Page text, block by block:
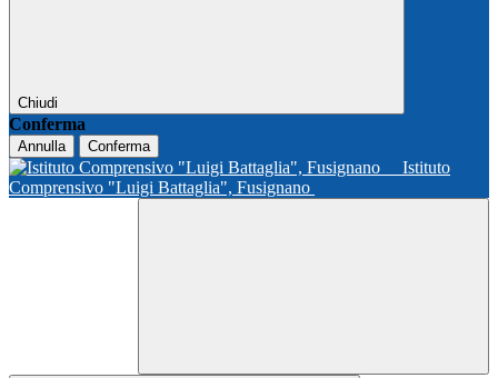
Chiudi
Conferma
Annulla Conferma
Istituto
Comprensivo "Luigi Battaglia", Fusignano